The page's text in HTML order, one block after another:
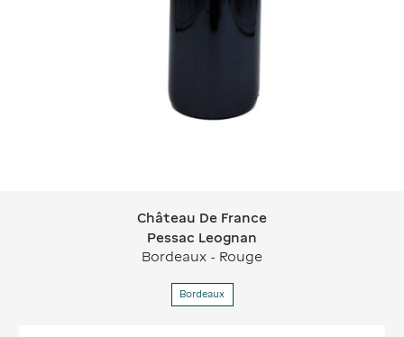
Château De France Pessac Leognan
Château De France
Pessac Leognan
Bordeaux - Rouge
Bordeaux